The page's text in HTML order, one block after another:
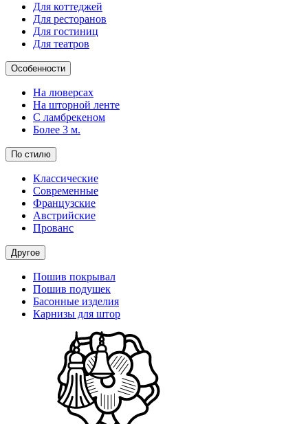
Для коттеджей
Для ресторанов
Для гостиниц
Для театров
Особенности
На люверсах
На шторной ленте
С ламбрекеном
Более 3 м.
По стилю
Классические
Современные
Французские
Австрийские
Прованс
Другое
Пошив покрывал
Пошив подушек
Басонные изделия
Карнизы для штор